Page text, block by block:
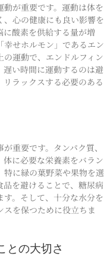
が重要です。運動は体を
心の健康にも良い影響を
酸素を供給する量が増
せホルモン」であるエン
の運動で、エンドルフィン
い時間に運動するのは避
ラックスする必要のある
重要です。タンパク質、
に必要な栄養素をバラン
に緑の葉野菜や果物を選
を避けることで、糖尿病
。そして、十分な水分を
を保つために役立ちま
との大切さ